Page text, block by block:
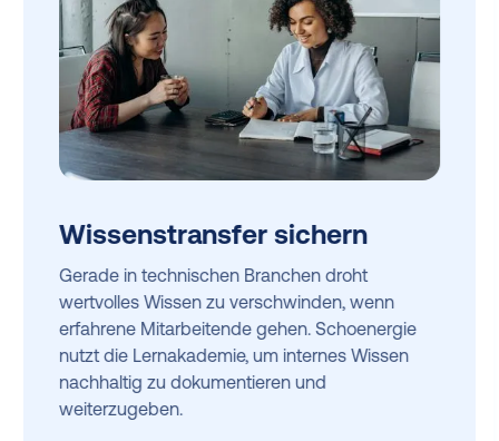
Wissenstransfer sichern
Gerade in technischen Branchen droht
wertvolles Wissen zu verschwinden, wenn
erfahrene Mitarbeitende gehen. Schoenergie
nutzt die Lernakademie, um internes Wissen
nachhaltig zu dokumentieren und
weiterzugeben.